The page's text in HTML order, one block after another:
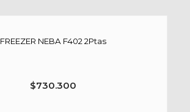
FREEZER NEBA F402 2Ptas
$730.300